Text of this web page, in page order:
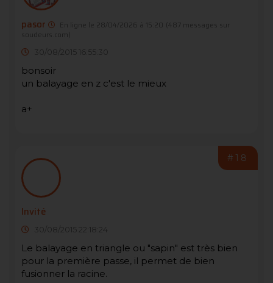
pasor En ligne le 28/04/2026 à 15:20
(487 messages sur
soudeurs.com)
30/08/2015 16:55:30
bonsoir
un balayage en z c'est le mieux
a+
#18
Invité
30/08/2015 22:18:24
Le balayage en triangle ou "sapin" est très bien
pour la première passe, il permet de bien
fusionner la racine.